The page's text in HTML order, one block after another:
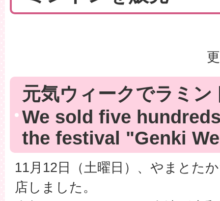
元気ウィークでラミン
We sold five
the festival "Genki
11月12日（土曜日）、やまとた
店しました。